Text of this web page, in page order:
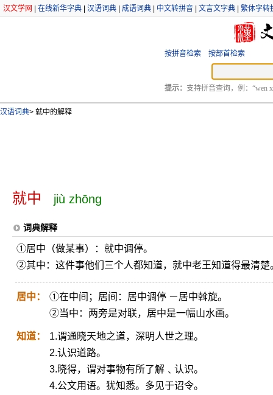
汉文学网 在线新华字典 汉语词典 成语词典 中文转拼音 文言文字典 繁体字转
按拼音检索 按部首检索
提示： 支持拼音查询，例：“wen
汉语词典> 就中的解释
就中 jiù zhōng
词典解释
①居中（做某事）：就中调停。
②其中：这件事他们三个人都知道，就中老王知道得最清楚
居中：
①在中间；居间：居中调停 ㄧ居中斡旋。
②当中：两旁是对联，居中是一幅山水画。
知道：
1.谓通晓天地之道，深明人世之理。
2.认识道路。
3.晓得，谓对事物有所了解﹑认识。
4.公文用语。犹知悉。多见于诏令。